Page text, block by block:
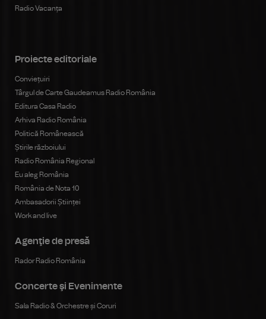
Radio Vacanța
Proiecte editoriale
Conviețuiri
Târgul de Carte Gaudeamus Radio România
Editura Casa Radio
Arhiva Radio România
Politică Românească
Știrile războiului
Radio România Regional
Eu aleg România
România de Nota 10
Ambasadorii Științei
Work and live
Agenţie de presă
Rador Radio România
Concerte şi Evenimente
Sala Radio & Orchestre și Coruri